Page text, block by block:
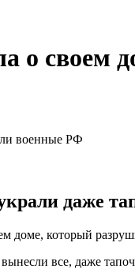
о
даже
доме, который
все, даже